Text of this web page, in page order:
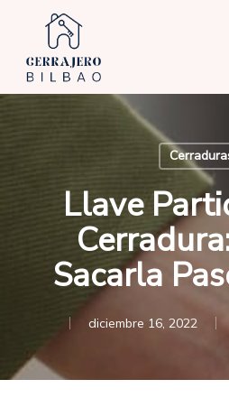
main
content
Llave
Sacarla
diciembre 16, 2022